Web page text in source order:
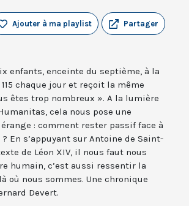
Partager
Ajouter à ma playlist
enfants, enceinte du septième, à la
chaque jour et reçoit la même
êtes trop nombreux ». A la lumière
cela nous pose une
: comment rester passif face à
En s’appuyant sur Antoine de Saint-
de Léon XIV, il nous faut nous
humain, c’est aussi ressentir la
où nous sommes. Une chronique
Devert.